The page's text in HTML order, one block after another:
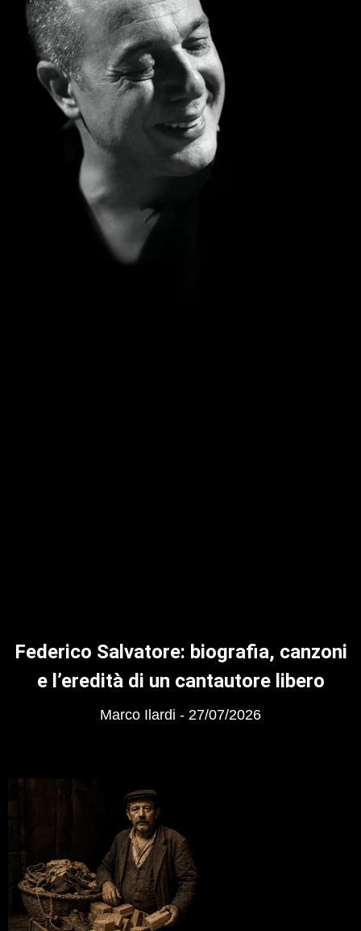
Federico Salvatore: biografia, canzoni
e l’eredità di un cantautore libero
Marco Ilardi 27/07/2026